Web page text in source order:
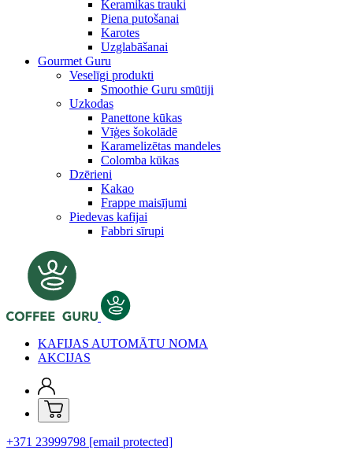
Keramikas trauki
Piena putošanai
Karotes
Uzglabāšanai
Gourmet Guru
Veselīgi produkti
Smoothie Guru smūtiji
Uzkodas
Panettone kūkas
Vīģes šokolādē
Karamelizētas mandeles
Colomba kūkas
Dzērieni
Kakao
Frappe maisījumi
Piedevas kafijai
Fabbri sīrupi
KAFIJAS AUTOMĀTU NOMA
AKCIJAS
+371 23999798 [email protected]